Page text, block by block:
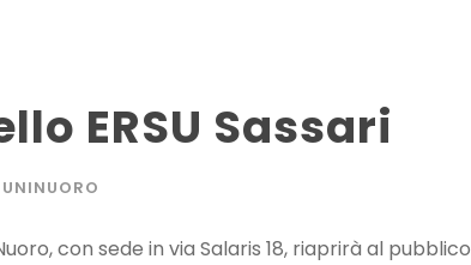
ERSU Sassari
UNINUORO
con sede in via Salaris 18, riaprirà al pubblico